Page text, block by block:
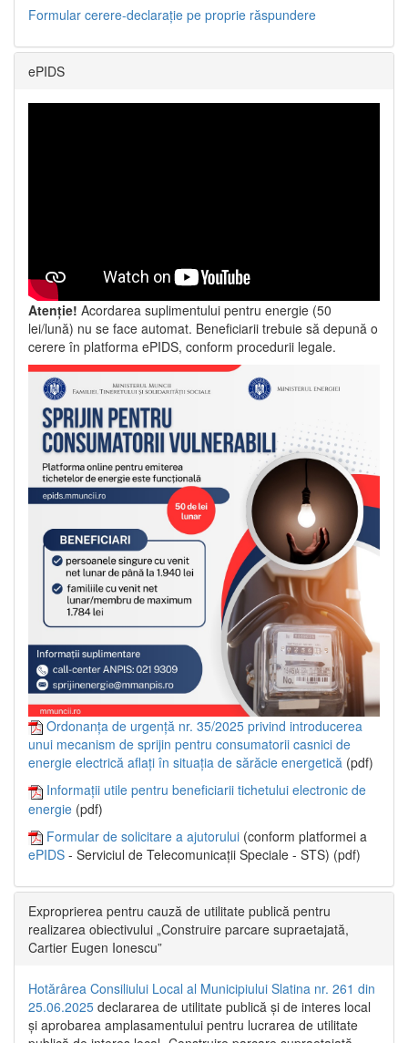
Formular cerere-declarație pe proprie răspundere
ePIDS
Atenție! Acordarea suplimentului pentru energie (50
lei/lună) nu se face automat. Beneficiarii trebuie să depună o
cerere în platforma ePIDS, conform procedurii legale.
Ordonanța de urgență nr. 35/2025 privind introducerea
unui mecanism de sprijin pentru consumatorii casnici de
energie electrică aflați în situația de sărăcie energetică (pdf)
Informații utile pentru beneficiarii tichetului electronic de
energie (pdf)
Formular de solicitare a ajutorului (conform platformei a
ePIDS - Serviciul de Telecomunicații Speciale - STS) (pdf)
Exproprierea pentru cauză de utilitate publică pentru
realizarea obiectivului „Construire parcare supraetajată,
Cartier Eugen Ionescu”
Hotărârea Consiliului Local al Municipiului Slatina nr. 261 din
25.06.2025 declararea de utilitate publică și de interes local
și aprobarea amplasamentului pentru lucrarea de utilitate